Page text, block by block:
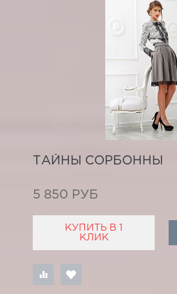
ТАЙНЫ СОРБОННЫ
5 850 РУБ
КУПИТЬ В 1
КЛИК